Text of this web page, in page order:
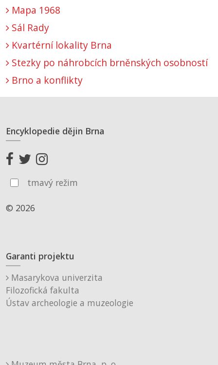
Mapa 1968
Sál Rady
Kvartérní lokality Brna
Stezky po náhrobcích brněnských osobností
Brno a konflikty
Encyklopedie dějin Brna
tmavý režim
© 2026
Garanti projektu
Masarykova univerzita
Filozofická fakulta
Ústav archeologie a muzeologie